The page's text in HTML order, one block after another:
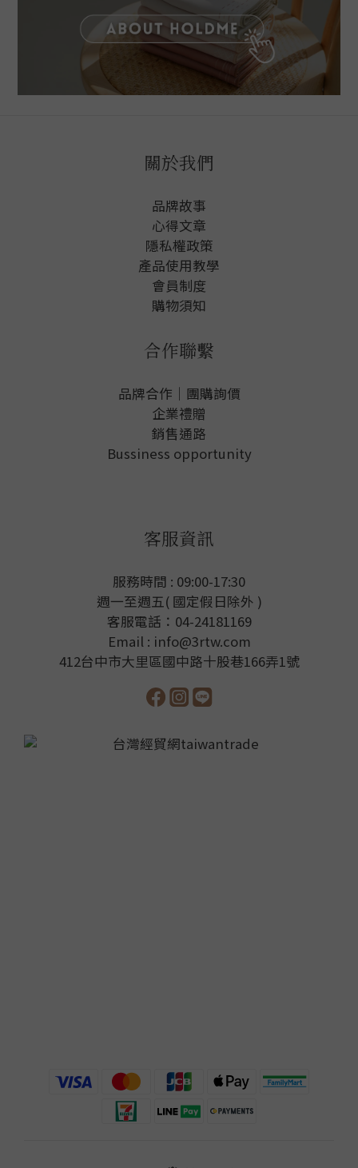
關於我們
品牌故事
心得文章
隱私權政策
產品使用教學
會員制度
購物須知
合作聯繫
品牌合作｜團購詢價
企業禮贈
銷售通路
Bussiness opportunity
客服資訊
服務時間 : 09:00-17:30
週一至週五( 國定假日除外 )
客服電話：04-24181169
Email : info@3rtw.com
412台中市大里區國中路十股巷166弄1號